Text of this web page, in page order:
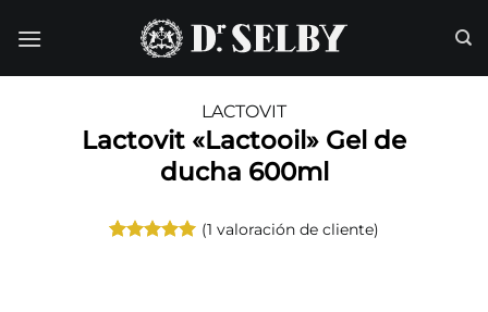
LACTOVIT
Lactovit «Lactooil» Gel de
ducha 600ml
(1 valoración de cliente)